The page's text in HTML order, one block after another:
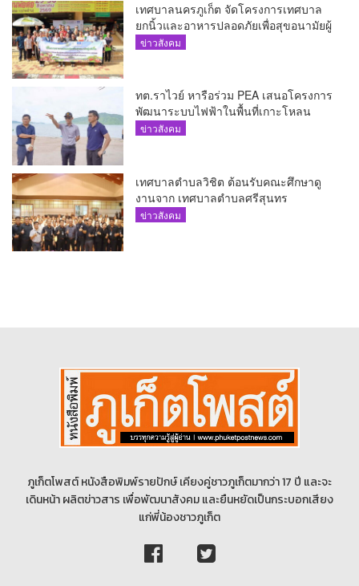
เทศบาลนครภูเก็ต จัดโครงการเทศบาล
ยกนิ้วและอาหารปลอดภัยเพื่อสุขอนามัยผู้
บริโภค
ข่าวสังคม
ทต.ราไวย์ หารือร่วม PEA เสนอโครงการ
พัฒนาระบบไฟฟ้าในพื้นที่เกาะโหลน
ข่าวสังคม
เทศบาลตำบลวิชิต ต้อนรับคณะศึกษาดู
งานจาก เทศบาลตำบลศรีสุนทร
ข่าวสังคม
ภูเก็ตโพสต์ หนังสือพิมพ์รายปักษ์ เคียงคู่ชาวภูเก็ตมากว่า 17 ปี และจะ
เดินหน้า ผลิตข่าวสาร เพื่อพัฒนาสังคม และยืนหยัดเป็นกระบอกเสียง
แก่พี่น้องชาวภูเก็ต